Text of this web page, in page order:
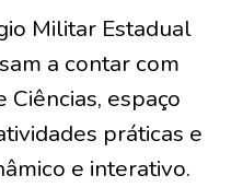
Militar Estadual
a contar com
espaço
práticas e
e interativo.